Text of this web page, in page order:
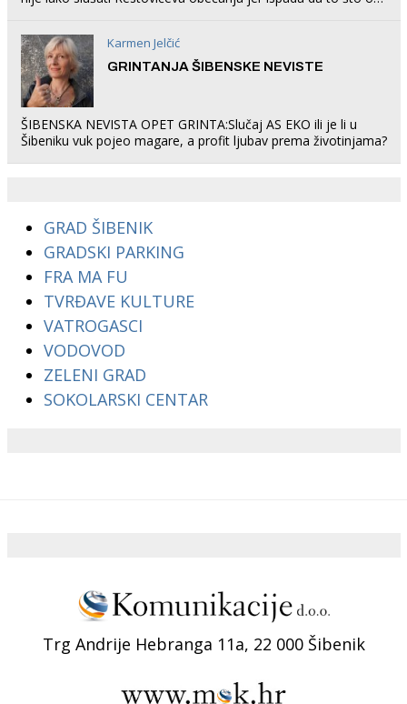
Karmen Jelčić
GRINTANJA ŠIBENSKE NEVISTE
ŠIBENSKA NEVISTA OPET GRINTA:Slučaj AS EKO ili je li u
Šibeniku vuk pojeo magare, a profit ljubav prema životinjama?
GRAD ŠIBENIK
GRADSKI PARKING
FRA MA FU
TVRĐAVE KULTURE
VATROGASCI
VODOVOD
ZELENI GRAD
SOKOLARSKI CENTAR
Trg Andrije Hebranga 11a, 22 000 Šibenik